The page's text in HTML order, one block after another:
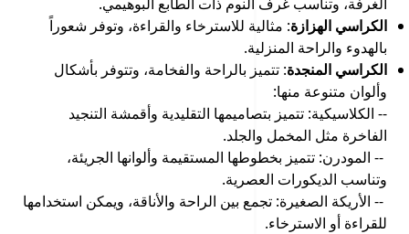
الكراسي الهزازة: مثالية للاسترخاء والقراءة، وتوفر شعوراً
بالهدوء والراحة المنزلية.
الكراسي المنجدة: تتميز بالراحة والفخامة، وتتوفر بأشكال
وألوان متنوعة منها:
-- الكلاسيكية: تتميز بتصاميمها التقليدية وأقمشة التنجيد
الفاخرة مثل المخمل والجلد.
-- المودرن: تتميز بخطوطها المستقيمة وألوانها الجريئة،
وتناسب الديكورات العصرية.
-- الأريكة الصغيرة: تجمع بين الراحة والأناقة، ويمكن استخدامها
للقراءة أو الاسترخاء.